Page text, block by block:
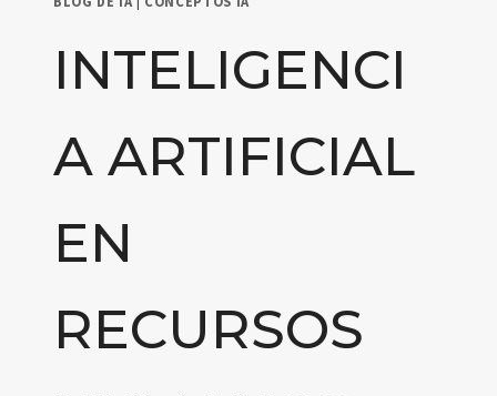
INTELIGENCI
A ARTIFICIAL
EN
RECURSOS